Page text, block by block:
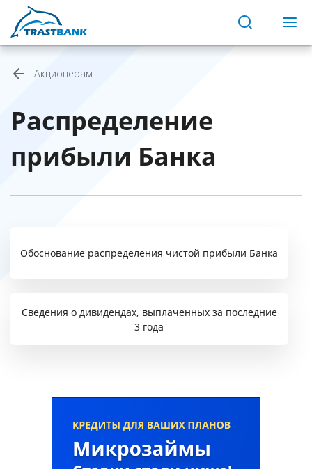
Акционерам
Распределение
прибыли Банка
Обоснование распределения чистой прибыли Банка
Сведения о дивидендах, выплаченных за последние
3 года